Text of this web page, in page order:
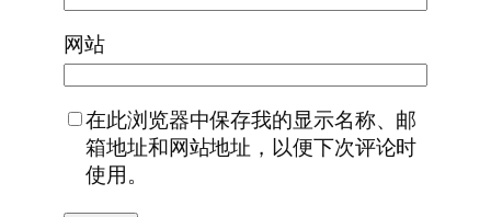
网站
在此浏览器中保存我的显示名称、邮
箱地址和网站地址，以便下次评论时
使用。